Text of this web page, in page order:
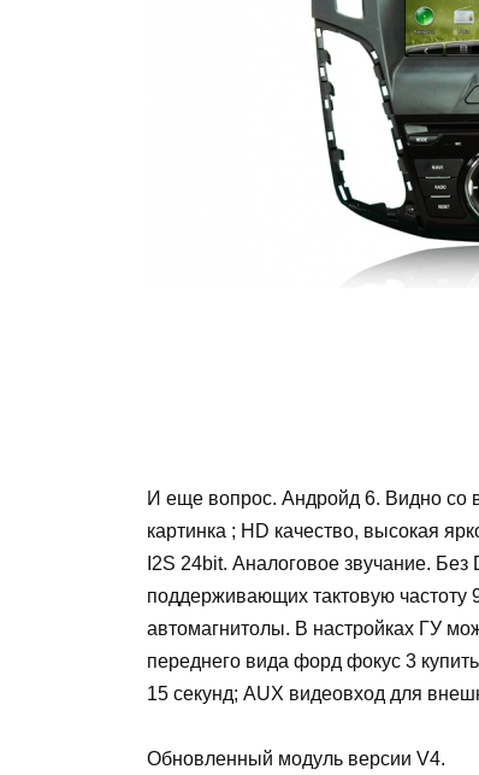
И еще вопрос. Андройд 6. Видно со
картинка ; HD качество, высокая
I2S 24bit. Аналоговое звучание.
поддерживающих тактовую частоту
автомагнитолы. В настройках ГУ
переднего вида форд фокус 3
15 секунд; AUX видеовход для
Обновленный модуль версии V4.